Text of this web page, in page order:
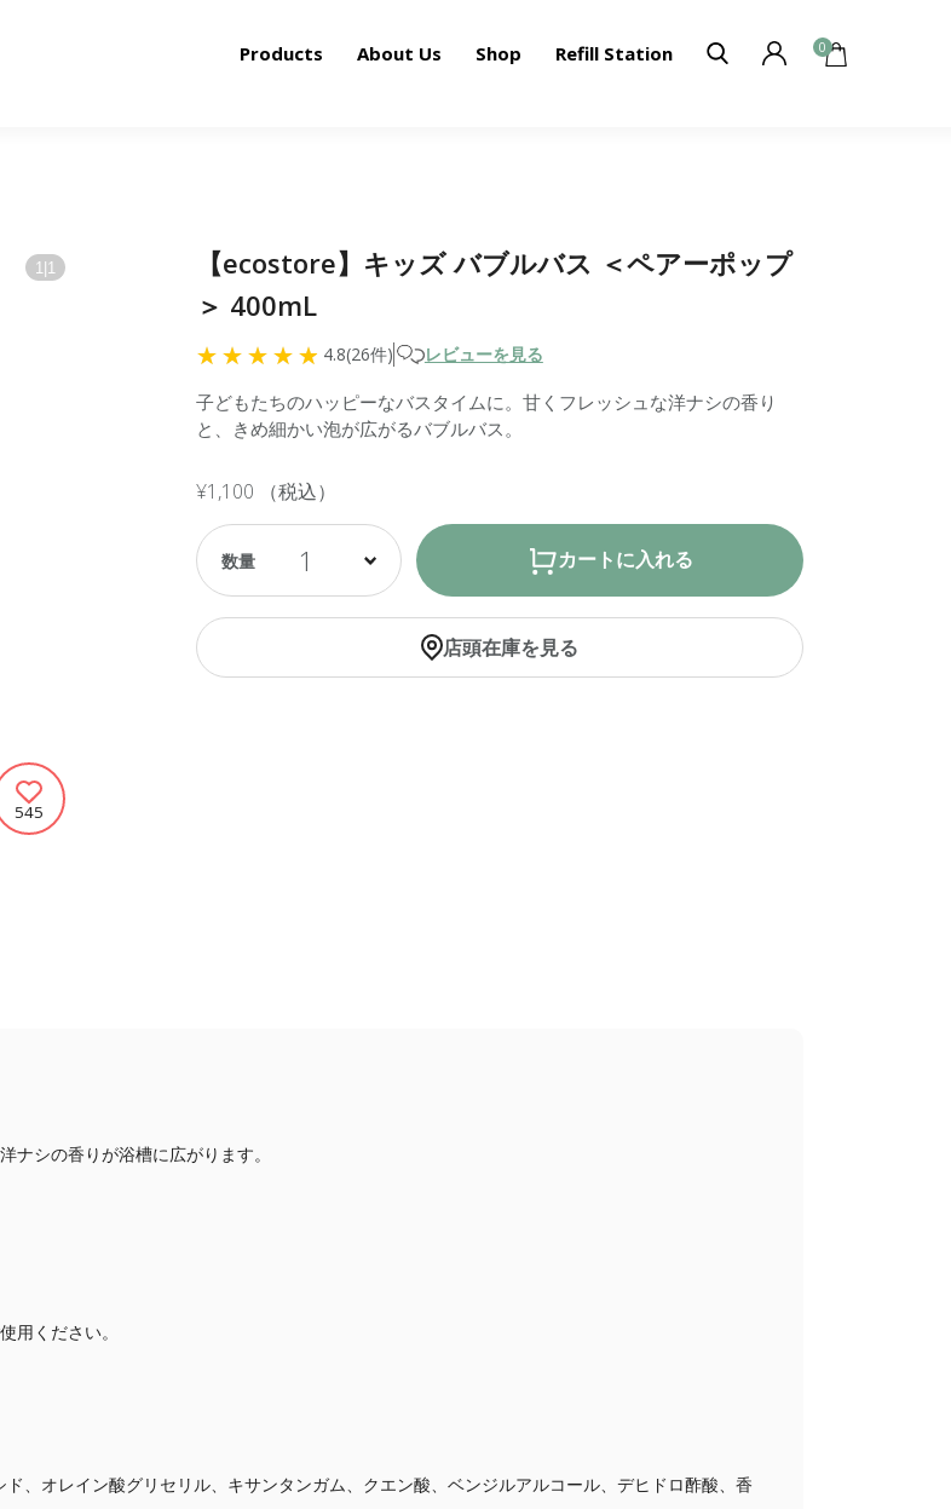
Products About Us Shop Refill Station 0
1 |1
545
【ecostore】キッズ バブルバス ＜ペアーポップ
＞ 400mL
4.8(26件) レビューを見る
子どもたちのハッピーなバスタイムに。甘くフレッシュな洋ナシの香り
と、きめ細かい泡が広がるバブルバス。
¥1,100 （税込）
1 カートに入れる
店頭在庫を見る
ナシの香りが浴槽に広がります。
用ください。
、オレイン酸グリセリル、キサンタンガム、クエン酸、ベンジルアルコール、デヒドロ酢酸、香